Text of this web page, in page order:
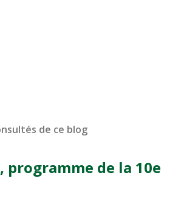
de ce blog
programme de la 10e